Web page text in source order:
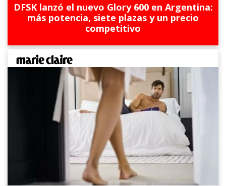
DFSK lanzó el nuevo Glory 600 en Argentina:
más potencia, siete plazas y un precio
competitivo